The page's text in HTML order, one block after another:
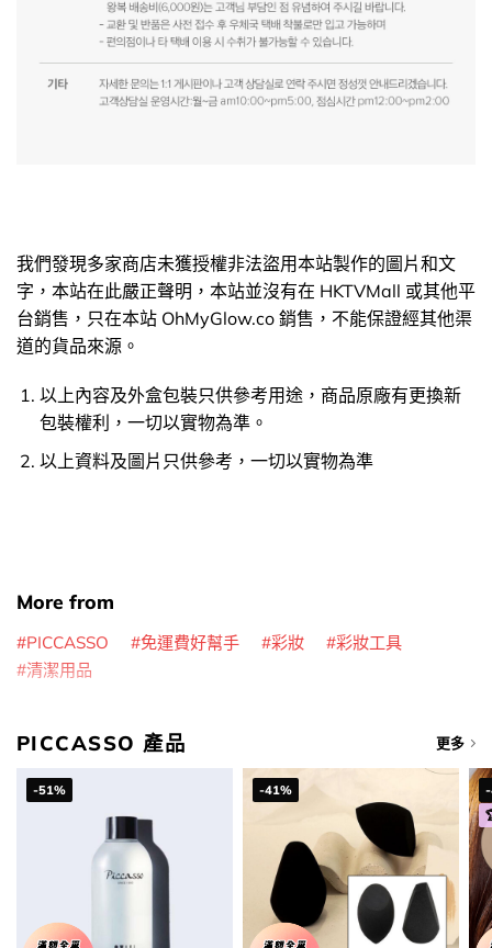
我們發現多家商店未獲授權非法盜用本站製作的圖片和文
字，本站在此嚴正聲明，本站並沒有在 HKTVMall 或其他平
台銷售，只在本站 OhMyGlow.co 銷售，不能保證經其他渠
道的貨品來源。
以上內容及外盒包裝只供參考用途，商品原廠有更換新
包裝權利，一切以實物為準。
以上資料及圖片只供參考，一切以實物為準
More from
PICCASSO 免運費好幫手 彩妝
彩妝工具
清潔用品
PICCASSO 產品 更多
-51% -41%